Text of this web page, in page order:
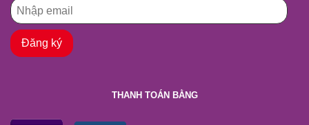
THANH TOÁN BẰNG